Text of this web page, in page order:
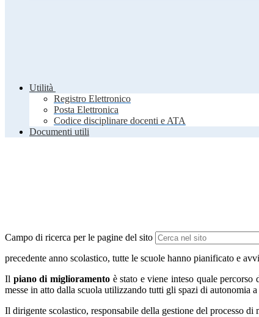
Utilità
Registro Elettronico
Posta Elettronica
Codice disciplinare docenti e ATA
Documenti utili
Campo di ricerca per le pagine del sito
precedente anno scolastico, tutte le scuole hanno pianificato e
Il piano di miglioramentoè stato e viene inteso quale
messe in atto dalla scuola utilizzando tutti gli spazi di autonomia
Il dirigente scolastico, responsabile della gestione del processo